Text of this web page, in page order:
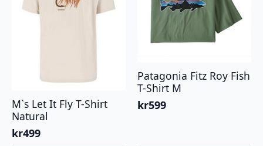
velges
velges
produktsiden
M`s Let It Fly T-Shirt
Natural
kr499
Patagonia Fitz Roy Fish
T-Shirt M
kr599